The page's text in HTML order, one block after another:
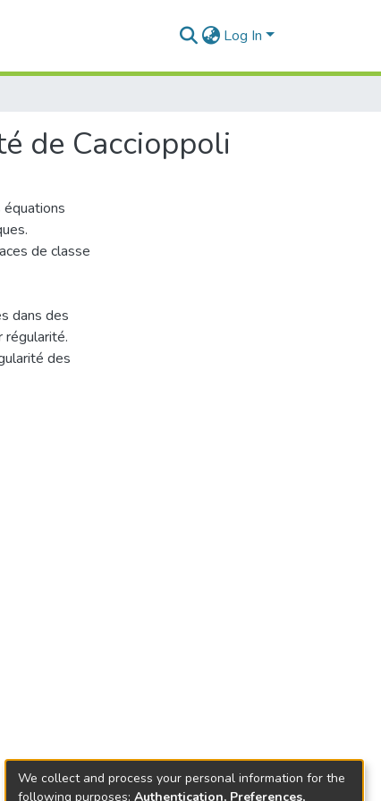
Log In
de Caccioppoli
de classe
dans des
régularité.
des
We collect and process your personal information for the
following purposes: Authentication, Preferences,